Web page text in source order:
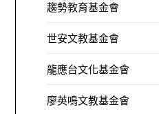
趨勢教育基金會
世安文教基金會
龍應台文化基金會
廖英鳴文教基金會